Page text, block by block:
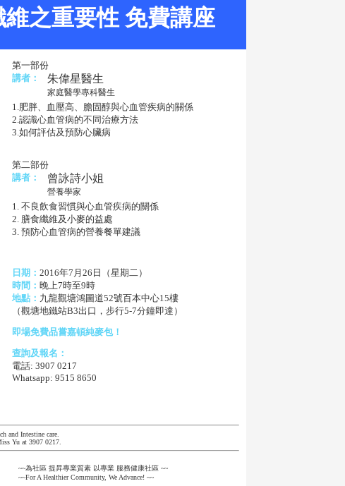
之重要性 免費講座
第一部份
講者：
朱偉星醫生
家庭醫學專科醫生
1.肥胖、血壓高、膽固醇與心血管疾病的關係
2.認識心血管病的不同治療方法
3.如何評估及預防心臟病
第二部份
講者：
曾詠詩小姐
營養學家
1. 不良飲食習慣與心血管疾病的關係
2. 膳食纖維及小麥的益處
3. 預防心血管病的營養餐單建議
日期： 2016年7月26日（星期二）
時間： 晚上7時至9時
地點： 九龍觀塘鴻圖道52號百本中心15樓
（觀塘地鐵站B3出口，步行5-7分鐘即達）
即場免費品嘗嘉頓純麥包！
查詢及報名：
電話: 3907 0217
Whatsapp: 9515 8650
and Intestine care.
Yu at 3907 0217.
~~為社區 提昇專業質素 以專業 服務健康社區 ~~
~~For A Healthier Community, We Advance! ~~